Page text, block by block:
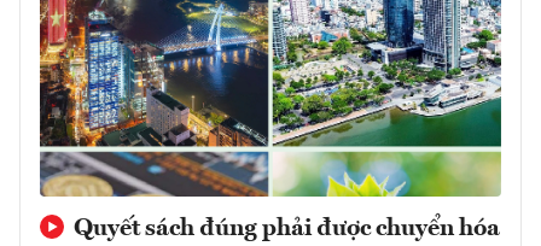
Quyết sách đúng phải được chuyển hóa